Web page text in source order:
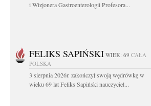
i Wizjonera Gastroenterologii Profesora...
FELIKS SAPIŃSKI WIEK: 69 CAŁA
POLSKA
3 sierpnia 2026r. zakończył swoją wędrówkę w
wieku 69 lat Feliks Sapiński nauczyciel...